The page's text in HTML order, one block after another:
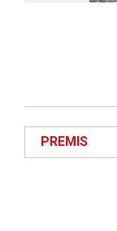
PREMIS